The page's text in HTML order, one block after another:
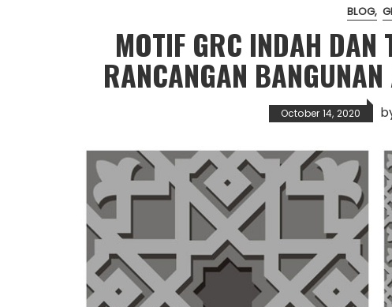
BLOG
MOTIF GRC INDAH DAN
RANCANGAN
October 14, 2020